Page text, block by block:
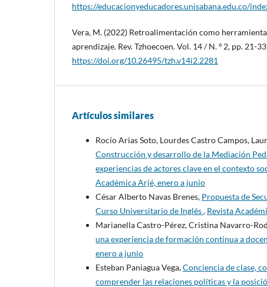
https://educacionyeducadores.unisabana.edu.co/
Vera, M. (2022) Retroalimentación como
aprendizaje. Rev. Tzhoecoen. Vol. 14 / N. º 2, pp. 21-
https://doi.org/10.26495/tzh.v14i2.2281
Artículos similares
Rocío Arias Soto, Lourdes Castro Campos,
Construcción y desarrollo de la Mediación
experiencias de actores clave en el contexto
Académica Arjé, enero a junio
César Alberto Navas Brenes, Propuesta de
Curso Universitario de Inglés, Revista
Marianella Castro-Pérez, Cristina Navarro-
una experiencia de formación continua a
enero a junio
Esteban Paniagua Vega,Conciencia de clase,
comprender las relaciones políticas y la